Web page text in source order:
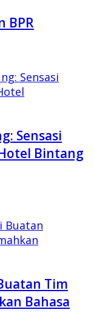
BPR
Sensasi
Bintang
Tim
Bahasa